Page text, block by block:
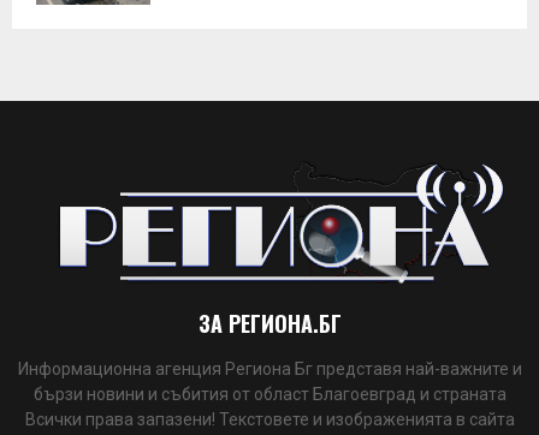
ЗА РЕГИОНА.БГ
Информационна агенция Региона Бг представя най-важните и
бързи новини и събития от област Благоевград и страната
Всички права запазени! Текстовете и изображенията в сайта